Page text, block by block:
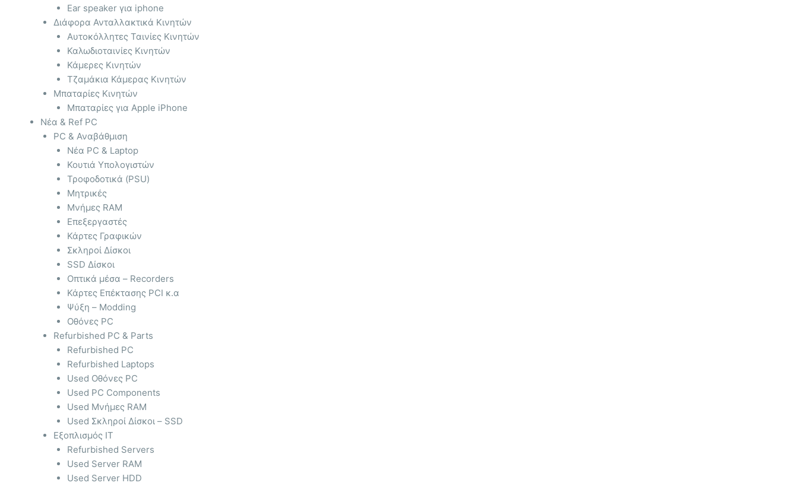
Ear speaker για iphone
Διάφορα Ανταλλακτικά Κινητών
Αυτοκόλλητες Ταινίες Κινητών
Καλωδιοταινίες Κινητών
Κάμερες Κινητών
Τζαμάκια Κάμερας Κινητών
Μπαταρίες Κινητών
Μπαταρίες για Apple iPhone
Νέα & Ref PC
PC & Αναβάθμιση
Νέα PC & Laptop
Κουτιά Υπολογιστών
Τροφοδοτικά (PSU)
Μητρικές
Μνήμες RAM
Επεξεργαστές
Κάρτες Γραφικών
Σκληροί Δίσκοι
SSD Δίσκοι
Οπτικά μέσα – Recorders
Κάρτες Επέκτασης PCI κ.α
Ψύξη – Modding
Οθόνες PC
Refurbished PC & Parts
Refurbished PC
Refurbished Laptops
Used Οθόνες PC
Used PC Components
Used Μνήμες RAM
Used Σκληροί Δίσκοι – SSD
Εξοπλισμός IT
Refurbished Servers
Used Server RAM
Used Server HDD